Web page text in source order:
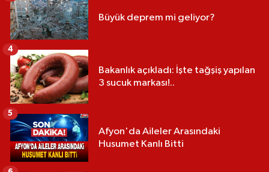
Büyük deprem mi geliyor?
Bakanlık açıkladı: İşte tağşiş yapılan
3 sucuk markası!..
4
Afyon'da Aileler Arasındaki
Husumet Kanlı Bitti
5